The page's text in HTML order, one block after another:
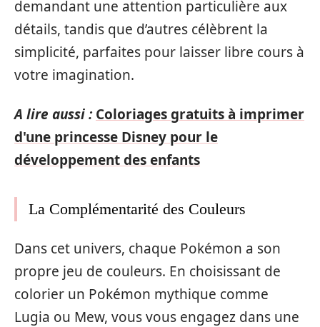
demandant une attention particulière aux
détails, tandis que d’autres célèbrent la
simplicité, parfaites pour laisser libre cours à
votre imagination.
A lire aussi : Coloriages gratuits à imprimer
d'une princesse Disney pour le
développement des enfants
La Complémentarité des Couleurs
Dans cet univers, chaque Pokémon a son
propre jeu de couleurs. En choisissant de
colorier un Pokémon mythique comme
Lugia ou Mew, vous vous engagez dans une